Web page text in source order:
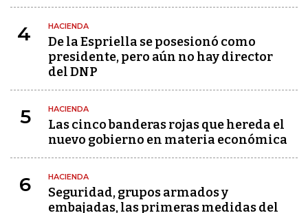
4 HACIENDA
De la Espriella se posesionó como
presidente, pero aún no hay director
del DNP
5 HACIENDA
Las cinco banderas rojas que hereda el
nuevo gobierno en materia económica
6 HACIENDA
Seguridad, grupos armados y
embajadas, las primeras medidas del